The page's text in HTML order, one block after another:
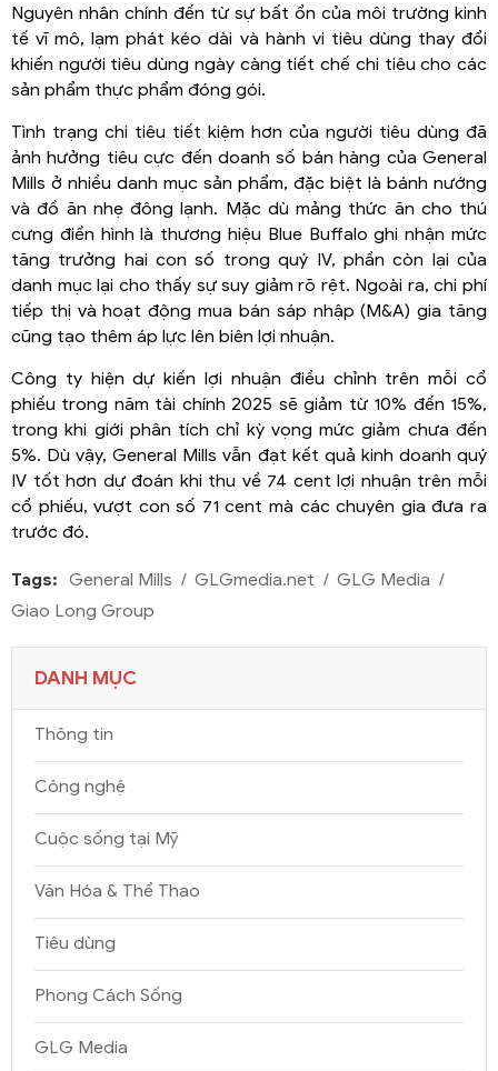
Nguyên nhân chính đến từ sự bất ổn của môi trường kinh
tế vĩ mô, lạm phát kéo dài và hành vi tiêu dùng thay đổi
khiến người tiêu dùng ngày càng tiết chế chi tiêu cho các
sản phẩm thực phẩm đóng gói.
Tình trạng chi tiêu tiết kiệm hơn của người tiêu dùng đã
ảnh hưởng tiêu cực đến doanh số bán hàng của General
Mills ở nhiều danh mục sản phẩm, đặc biệt là bánh nướng
và đồ ăn nhẹ đông lạnh. Mặc dù mảng thức ăn cho thú
cưng điển hình là thương hiệu Blue Buffalo ghi nhận mức
tăng trưởng hai con số trong quý IV, phần còn lại của
danh mục lại cho thấy sự suy giảm rõ rệt. Ngoài ra, chi phí
tiếp thị và hoạt động mua bán sáp nhập (M&A) gia tăng
cũng tạo thêm áp lực lên biên lợi nhuận.
Công ty hiện dự kiến lợi nhuận điều chỉnh trên mỗi cổ
phiếu trong năm tài chính 2025 sẽ giảm từ 10% đến 15%,
trong khi giới phân tích chỉ kỳ vọng mức giảm chưa đến
5%. Dù vậy, General Mills vẫn đạt kết quả kinh doanh quý
IV tốt hơn dự đoán khi thu về 74 cent lợi nhuận trên mỗi
cổ phiếu, vượt con số 71 cent mà các chuyên gia đưa ra
trước đó.
Tags: General Mills GLGmedia.net
GLG Media
Giao Long Group
DANH MỤC
Thông tin
Công nghệ
Cuộc sống tại Mỹ
Văn Hóa & Thể Thao
Tiêu dùng
Phong Cách Sống
GLG Media